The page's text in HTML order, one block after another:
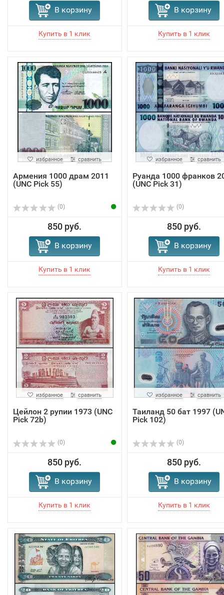
В корзину В корзину
избранное сравнить
Армения 1000 драм 2011
(UNC Pick 55)
(0)
850 руб.
В корзину
избранное сравнить
Руанда 1000 франков
(UNC Pick 31)
(0)
850 руб.
В корзину
избранное сравнить
Цейлон 2 рупии 1973 (UNC
Pick 72b)
(0)
850 руб.
В корзину
избранное сравнить
Таиланд 50 бат 1997
Pick 102)
(0)
850 руб.
В корзину